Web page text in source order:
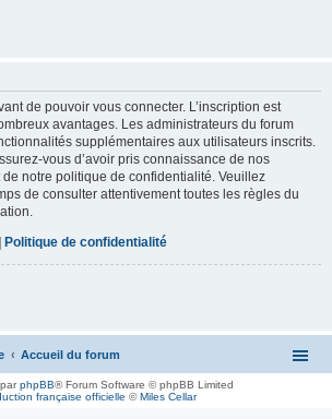
de pouvoir vous connecter. L’inscription est
avantages. Les administrateurs du forum
supplémentaires aux utilisateurs inscrits.
vous d’avoir pris connaissance de nos
de notre politique de confidentialité. Veuillez
de consulter attentivement toutes les règles du
| Politique de confidentialité
Accueil du forum
phpBB® Forum Software © phpBB Limited
française officielle ©Miles Cellar